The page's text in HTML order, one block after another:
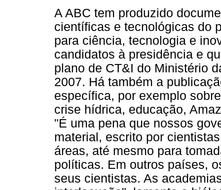
A ABC tem produzido
científicas e tecnológicas do
para ciência, tecnologia e
candidatos à presidência e
plano de CT&I do Ministério
2007. Há também a
específica, por exemplo
crise hídrica, educação,
"É uma pena que nossos
material, escrito por
áreas, até mesmo para
políticas. Em outros países,
seus cientistas. As